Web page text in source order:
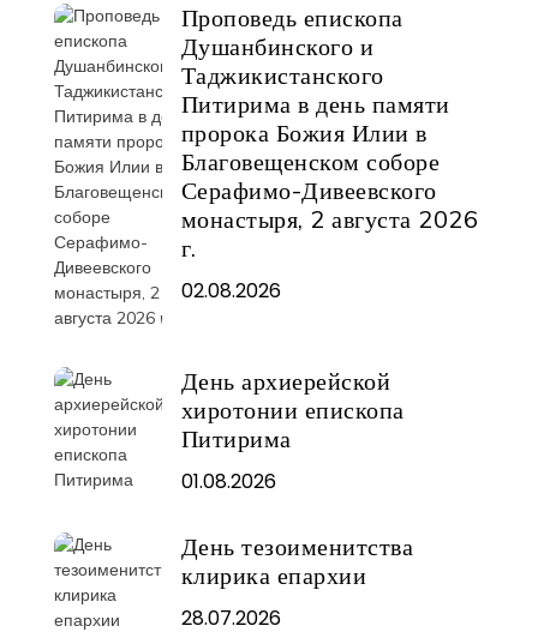
Проповедь епископа
Душанбинского и
Таджикистанского
Питирима в день памяти
пророка Божия Илии в
Благовещенском соборе
Серафимо-Дивеевского
монастыря, 2 августа 2026
г.
02.08.2026
День архиерейской
хиротонии епископа
Питирима
01.08.2026
День тезоименитства
клирика епархии
28.07.2026